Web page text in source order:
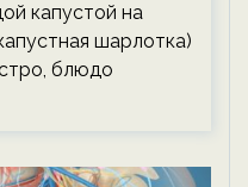
капустой на
шарлотка)
блюдо